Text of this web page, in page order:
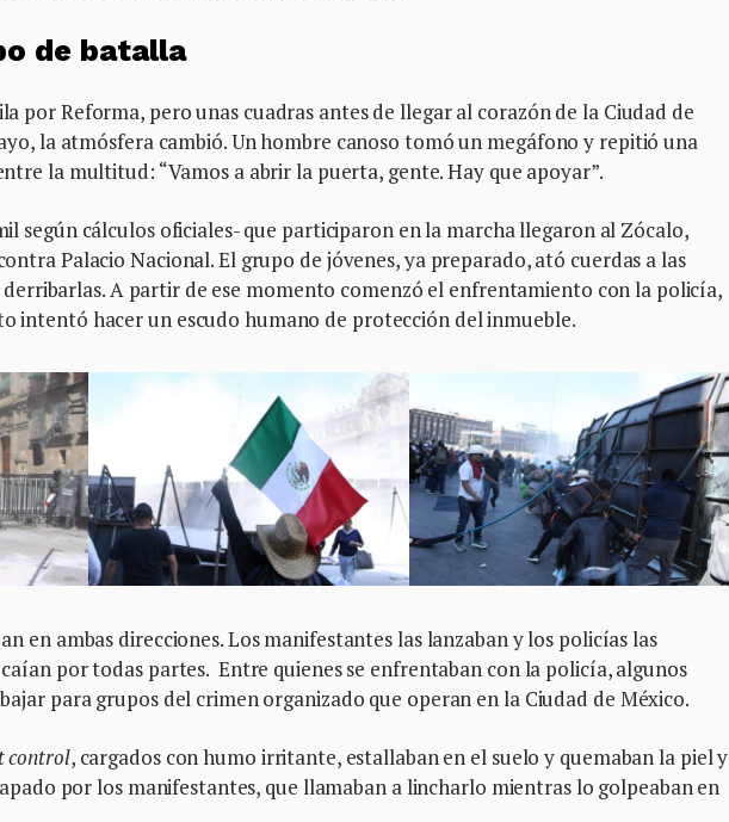
de batalla
por Reforma, pero unas cuadras antes de llegar al corazón de la Ciudad de
la atmósfera cambió. Un hombre canoso tomó un megáfono y repitió una
la multitud: “Vamos a abrir la puerta, gente. Hay que apoyar”.
según cálculos oficiales- que participaron en la marcha llegaron al Zócalo,
Palacio Nacional. El grupo de jóvenes, ya preparado, ató cuerdas a las
A partir de ese momento comenzó el enfrentamiento con la policía,
intentó hacer un escudo humano de protección del inmueble.
en ambas direcciones. Los manifestantes las lanzaban y los policías las
por todas partes. Entre quienes se enfrentaban con la policía, algunos
para grupos del crimen organizado que operan en la Ciudad de México.
control, cargados con humo irritante, estallaban en el suelo y quemaban la piel y
por los manifestantes, que llamaban a lincharlo mientras lo golpeaban en